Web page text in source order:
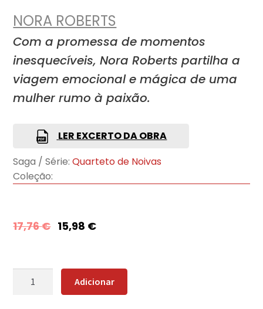
NORA ROBERTS
Com a promessa de momentos
inesquecíveis, Nora Roberts partilha a
viagem emocional e mágica de uma
mulher rumo à paixão.
LER EXCERTO DA OBRA
Saga / Série: Quarteto de Noivas
Coleção:
17,76€ 15,98 €
Quantidade
Adicionar